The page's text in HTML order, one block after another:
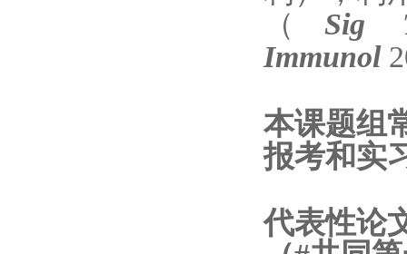
（ Sig
Immunol
本课题组
报考和实
代表性论